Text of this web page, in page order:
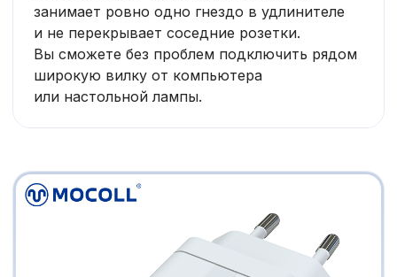
занимает ровно одно гнездо в удлинителе
и не перекрывает соседние розетки.
Вы сможете без проблем подключить рядом
широкую вилку от компьютера
или настольной лампы.